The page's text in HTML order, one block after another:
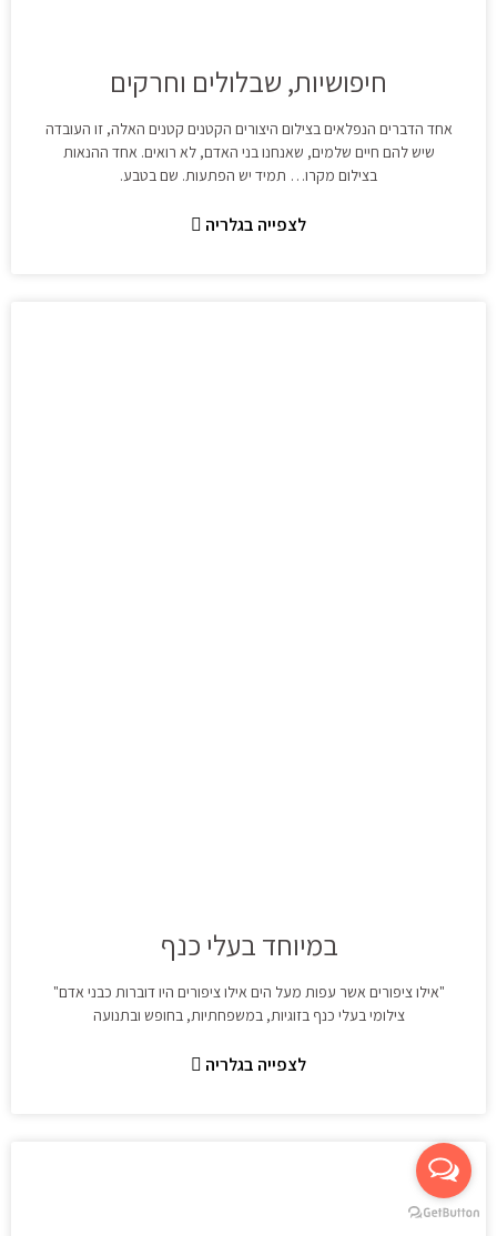
חיפושיות, שבלולים וחרקים
אחד הדברים הנפלאים בצילום היצורים הקטנים קטנים האלה, זו העובדה
שיש להם חיים שלמים, שאנחנו בני האדם, לא רואים. אחד ההנאות
בצילום מקרו… תמיד יש הפתעות. שם בטבע.
לצפייה בגלריה
במיוחד בעלי כנף
"אילו ציפורים אשר עפות מעל הים אילו ציפורים היו דוברות כבני אדם"
צילומי בעלי כנף בזוגיות, במשפחתיות, בחופש ובתנועה
לצפייה בגלריה